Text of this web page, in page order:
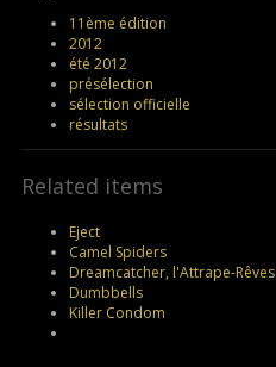
11ème édition
2012
été 2012
présélection
sélection officielle
résultats
Related items
Eject
Camel Spiders
Dreamcatcher, l'Attrape-Rêves
Dumbbells
Killer Condom